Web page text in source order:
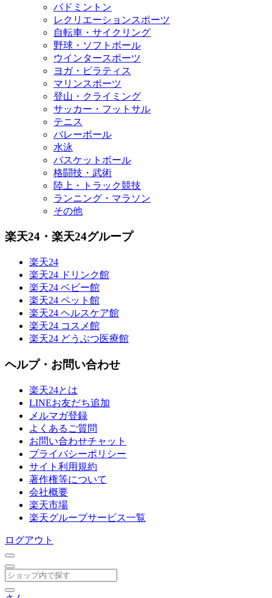
バドミントン
レクリエーションスポーツ
自転車・サイクリング
野球・ソフトボール
ウインタースポーツ
ヨガ・ピラティス
マリンスポーツ
登山・クライミング
サッカー・フットサル
テニス
バレーボール
水泳
バスケットボール
格闘技・武術
陸上・トラック競技
ランニング・マラソン
その他
楽天24・楽天24グループ
楽天24
楽天24 ドリンク館
楽天24 ベビー館
楽天24 ペット館
楽天24 ヘルスケア館
楽天24 コスメ館
楽天24 どうぶつ医療館
ヘルプ・お問い合わせ
楽天24とは
LINEお友だち追加
メルマガ登録
よくあるご質問
お問い合わせチャット
プライバシーポリシー
サイト利用規約
著作権等について
会社概要
楽天市場
楽天グループサービス一覧
ログアウト